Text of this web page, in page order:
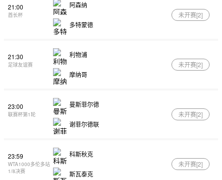
21:00
酋长杯
阿森纳
多特蒙德
未开赛[2]
21:30
足球友谊赛
利物浦
摩纳哥
未开赛[2]
23:00
联赛杯第1轮
曼斯菲尔德
谢菲尔德联
未开赛[2]
23:59
WTA1000多伦多站
1/8决赛
科斯秋克
斯瓦泰克
未开赛[2]